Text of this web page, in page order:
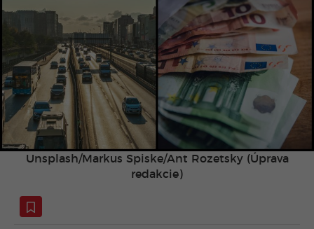
Unsplash/Markus Spiske/Ant Rozetsky (Úprava
redakcie)